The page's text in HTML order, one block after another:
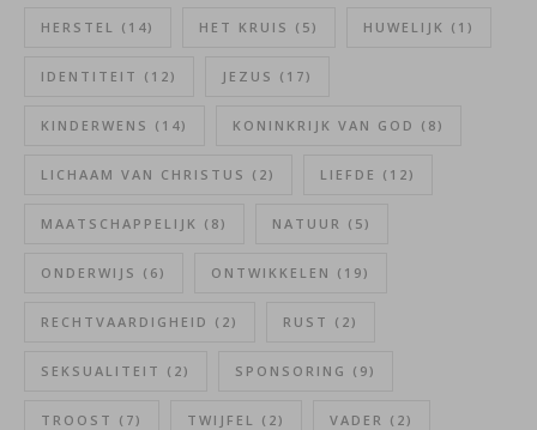
HERSTEL (14) HET KRUIS (5) HUWELIJK (1)
IDENTITEIT (12) JEZUS (17)
KINDERWENS (14) KONINKRIJK VAN GOD (8)
LICHAAM VAN CHRISTUS (2) LIEFDE (12)
MAATSCHAPPELIJK (8) NATUUR (5)
ONDERWIJS (6) ONTWIKKELEN (19)
RECHTVAARDIGHEID (2) RUST (2)
SEKSUALITEIT (2) SPONSORING (9)
TROOST (7) TWIJFEL (2) VADER (2)